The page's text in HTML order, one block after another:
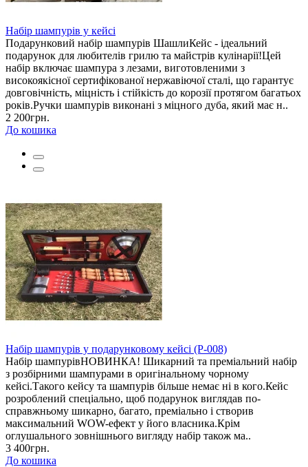
Набір шампурів у кейсі
Подарунковий набір шампурів ШашлиКейс - ідеальний
подарунок для любителів грилю та майстрів кулінарії!Цей
набір включає шампура з лезами, виготовленими з
високоякісної сертифікованої нержавіючої сталі, що гарантує
довговічність, міцність і стійкість до корозії протягом багатьох
років.Ручки шампурів виконані з міцного дуба, який має н..
2 200грн.
До кошика
Набір шампурів у подарунковому кейсі (Р-008)
Набір шампурівНОВИНКА! Шикарний та преміальний набір
з розбірними шампурами в оригінальному чорному
кейсі.Такого кейсу та шампурів більше немає ні в кого.Кейс
розроблений спеціально, щоб подарунок виглядав по-
справжньому шикарно, багато, преміально і створив
максимальний WOW-ефект у його власника.Крім
оглушального зовнішнього вигляду набір також ма..
3 400грн.
До кошика